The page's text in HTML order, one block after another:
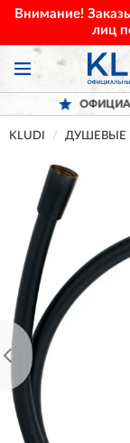
Внимание!
лиц
ДИЛЕР
KLUDI ДУШЕВЫЕ